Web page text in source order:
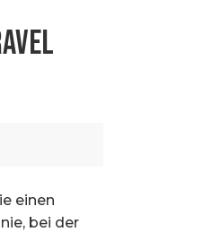
einen
bei der